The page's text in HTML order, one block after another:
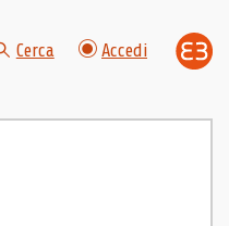
Cerca Accedi